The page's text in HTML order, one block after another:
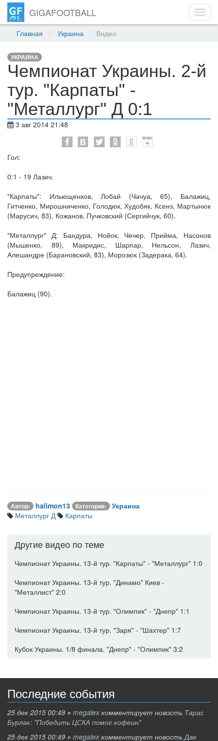
GIGAFOOTBALL
Главная Украина Видео
УКРАИНА
Чемпионат Украины. 2-й
тур. "Карпаты" -
"Металлург" Д 0:1
3 авг 2014 21:48
Гол:
0:1 - 19 Лазич.
"Карпаты": Ильющенков, Лобай (Чачуа, 65), Балажиц,
Гитченко, Мирошниченко, Голодюк, Худобяк, Ксенз, Мартынюк
(Марусич, 83), Кожанов, Пучковский (Сергийчук, 60).
"Металлург" Д: Бандура, Нойок, Чечер, Прийма, Насонов
(Мышенко, 89), Макридис, Шарпар, Нельсон, Лазич,
Алешандре (Барановский, 83), Морозюк (Задерака, 64).
Предупреждение:
Балажиц (90).
Автор: halimon13 Категория:
Украина
Металлург Д
Карпаты
Другие видео по теме
Чемпионат Украины. 13-й тур. "Карпаты" - "Металлург" 1:0
Чемпионат Украины. 13-й тур. "Динамо" Киев -
"Металлист" 2:0
Чемпионат Украины. 13-й тур. "Олимпик" - "Днепр" 1:1
Чемпионат Украины. 13-й тур. "Заря" - "Шахтер" 1:7
Кубок Украины. 1/8 финала. "Днепр" - "Олимпик" 3:2
Последние события
25 дек 2015 00:49 » megalex комментирует новость Тарас
Бурлак: "Победить ЦСКА помог кофеин"
25 дек 2015 00:49 » megalex комментирует новостьДве